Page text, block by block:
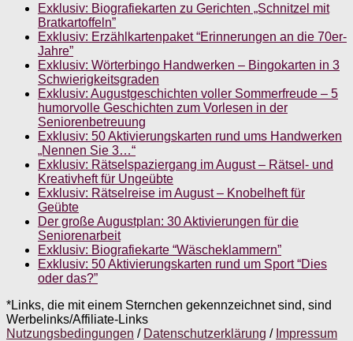
Exklusiv: Biografiekarten zu Gerichten „Schnitzel mit
Bratkartoffeln”
Exklusiv: Erzählkartenpaket “Erinnerungen an die 70er-
Jahre”
Exklusiv: Wörterbingo Handwerken – Bingokarten in 3
Schwierigkeitsgraden
Exklusiv: Augustgeschichten voller Sommerfreude – 5
humorvolle Geschichten zum Vorlesen in der
Seniorenbetreuung
Exklusiv: 50 Aktivierungskarten rund ums Handwerken
„Nennen Sie 3…“
Exklusiv: Rätselspaziergang im August – Rätsel- und
Kreativheft für Ungeübte
Exklusiv: Rätselreise im August – Knobelheft für
Geübte
Der große Augustplan: 30 Aktivierungen für die
Seniorenarbeit
Exklusiv: Biografiekarte “Wäscheklammern”
Exklusiv: 50 Aktivierungskarten rund um Sport “Dies
oder das?”
*Links, die mit einem Sternchen gekennzeichnet sind, sind
Werbelinks/Affiliate-Links
Nutzungsbedingungen / Datenschutzerklärung / Impressum